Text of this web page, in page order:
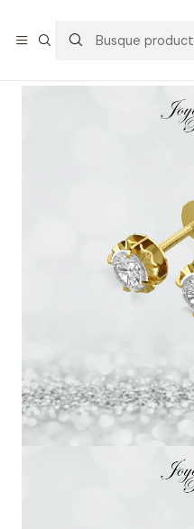
Aros Chatón oro rosado o